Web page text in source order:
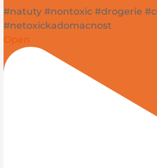
#natuty #nontoxic #drogerie
#netoxickadomacnost
Open